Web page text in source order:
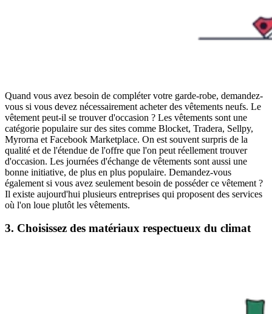
Quand vous avez besoin de compléter votre garde-robe, demandez-
vous si vous devez nécessairement acheter des vêtements neufs. Le
vêtement peut-il se trouver d'occasion ? Les vêtements sont une
catégorie populaire sur des sites comme Blocket, Tradera, Sellpy,
Myrorna et Facebook Marketplace. On est souvent surpris de la
qualité et de l'étendue de l'offre que l'on peut réellement trouver
d'occasion. Les journées d'échange de vêtements sont aussi une
bonne initiative, de plus en plus populaire. Demandez-vous
également si vous avez seulement besoin de posséder ce vêtement ?
Il existe aujourd'hui plusieurs entreprises qui proposent des services
où l'on loue plutôt les vêtements.
3. Choisissez des matériaux respectueux du climat